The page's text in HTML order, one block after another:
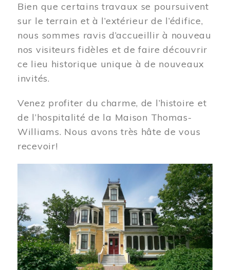
Bien que certains travaux se poursuivent
sur le terrain et à l’extérieur de l’édifice,
nous sommes ravis d’accueillir à nouveau
nos visiteurs fidèles et de faire découvrir
ce lieu historique unique à de nouveaux
invités.
Venez profiter du charme, de l’histoire et
de l’hospitalité de la Maison Thomas-
Williams. Nous avons très hâte de vous
recevoir!